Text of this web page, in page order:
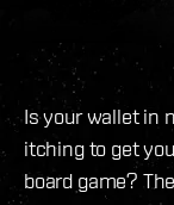
Is your wallet in
itching to get
board game?